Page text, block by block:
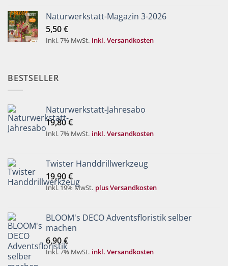
Naturwerkstatt-Magazin 3-2026
5,50€
Inkl. 7% MwSt. inkl. Versandkosten
BESTSELLER
Naturwerkstatt-Jahresabo
19,80€
Inkl. 7% MwSt. inkl. Versandkosten
Twister Handdrillwerkzeug
19,90€
Inkl. 19% MwSt. plus Versandkosten
BLOOM's DECO Adventsfloristik selber
machen
6,90€
Inkl. 7% MwSt. inkl. Versandkosten